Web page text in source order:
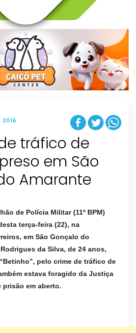
v
g
t
i
o
n
tráfico de
em São
Amarante
de Polícia Militar (11º BPM)
terça-feira (22), na
em São Gonçalo do
da Silva, de 24 anos,
pelo crime de tráfico de
estava foragido da Justiça
prisão em aberto.